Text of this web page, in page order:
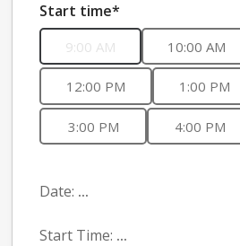
Start time*
9:00 AM 10:00 AM
12:00 PM 1:00 PM
3:00 PM 4:00 PM
Date: ...
Start Time: ...